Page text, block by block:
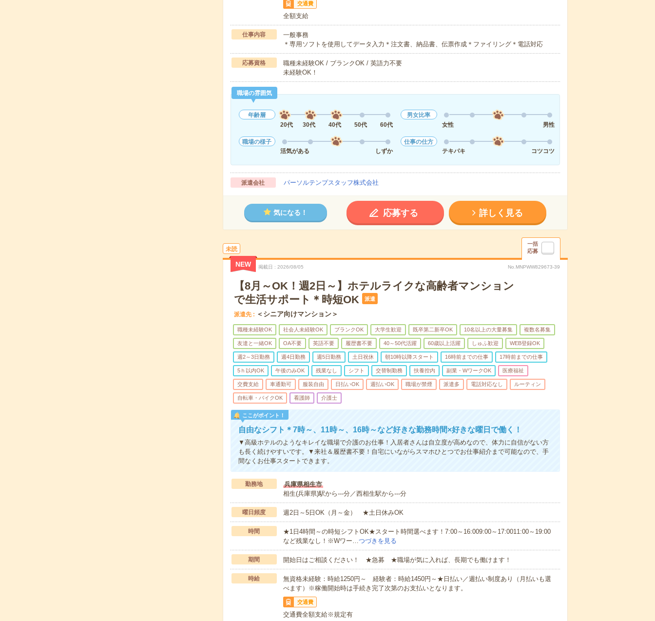
交通費
全額支給
仕事内容
一般事務
＊専用ソフトを使用してデータ入力＊注文書、納品書、伝票作成＊ファイリング＊電話対応
応募資格
職種未経験OK / ブランクOK / 英語力不要
未経験OK！
職場の雰囲気
年齢層
20代
30代 40代 50代 60代
男女比率
女性
男性
職場の様子
活気がある
しずか
仕事の仕方
テキパキ
コツコツ
派遣会社 パーソルテンプスタッフ株式会社
気になる！ 応募する 詳しく見る
未読
一括
応募
NEW 掲載日 2026/08/05 No.MNPWW829673-39
【8月～OK！週2日～】ホテルライクな高齢者マンション
で生活サポート＊時短OK
派遣
派遣先 ＜シニア向けマンション＞
職種未経験OK 社会人未経験OK ブランクOK 大学生歓迎 既卒第二新卒OK 10名以上の大量募集 複数名募集
友達と一緒OK OA不要 英語不要 履歴書不要 40～50代活躍 60歳以上活躍 しゅふ歓迎 WEB登録OK
週2～3日勤務 週4日勤務 週5日勤務 土日祝休 朝10時以降スタート 16時前までの仕事 17時前までの仕事
5ｈ以内OK 午後のみOK 残業なし シフト 交替制勤務 扶養控内 副業・WワークOK 医療福祉
交費支給 車通勤可 服装自由 日払いOK 週払いOK 職場が禁煙 派遣多 電話対応なし ルーティン
自転車・バイクOK 看護師 介護士
ここがポイント！
自由なシフト＊7時～、11時～、16時～など好きな勤務時間×好きな曜日で働く！
▼高級ホテルのようなキレイな職場で介護のお仕事！入居者さんは自立度が高めなので、体力に自信がない方
も長く続けやすいです。▼来社＆履歴書不要！自宅にいながらスマホひとつでお仕事紹介まで可能なので、手
間なくお仕事スタートできます。
勤務地
兵庫県相生市
相生(兵庫県)駅から---分／西相生駅から---分
曜日頻度 週2日～5日OK（月～金） ★土日休みOK
時間
★1日4時間～の時短シフトOK★スタート時間選べます！7:00～16:009:00～17:0011:00～19:00
など残業なし！※Wワー…つづきを見る
期間 開始日はご相談ください！ ★急募 ★職場が気に入れば、長期でも働けます！
時給
無資格未経験：時給1250円～ 経験者：時給1450円～★日払い／週払い制度あり（月払いも選
べます）※稼働開始時は手続き完了次第のお支払いとなります。
交通費
交通費全額支給※規定有